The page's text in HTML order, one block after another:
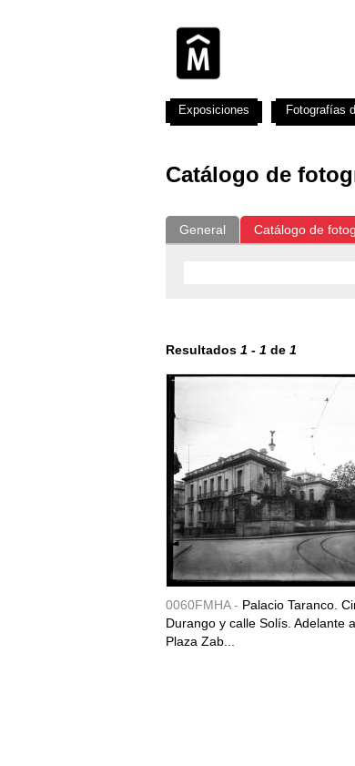
Catálogo de
General Catálogo de
Resultados 1 - 1 de 1
0060FMHA - Palacio Taranco.
Durango y calle Solís. Adelante
Plaza Zab...
Exposiciones Fotografías